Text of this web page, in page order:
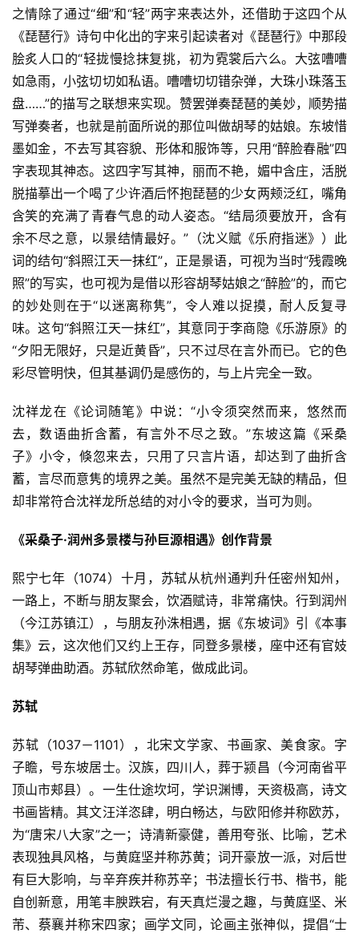
首
页
好
词
好
句
经
典
词
古
今
诗
词
常
用
贺
词
登录 注册
之情除了通过“细”和“轻”两字来表达外，还借助于这四个从
《琵琶行》诗句中化出的字来引起读者对《琵琶行》中那段
脍炙人口的“轻拢慢捻抹复挑，初为霓裳后六么。大弦嘈嘈
如急雨，小弦切切如私语。嘈嘈切切错杂弹，大珠小珠落玉
盘……”的描写之联想来实现。赞罢弹奏琵琶的美妙，顺势描
写弹奏者，也就是前面所说的那位叫做胡琴的姑娘。东坡惜
墨如金，不去写其容貌、形体和服饰等，只用“醉脸春融”四
字表现其神态。这四字写其神，丽而不艳，媚中含庄，活脱
脱描摹出一个喝了少许酒后怀抱琵琶的少女两颊泛红，嘴角
含笑的充满了青春气息的动人姿态。“结局须要放开，含有
余不尽之意，以景结情最好。”（沈义赋《乐府指迷》）此
词的结句“斜照江天一抹红”，正是景语，可视为当时“残霞晚
照”的写实，也可视为是借以形容胡琴姑娘之“醉脸”的，而它
的妙处则在于“以迷离称隽”，令人难以捉摸，耐人反复寻
味。这句“斜照江天一抹红”，其意同于李商隐《乐游原》的
“夕阳无限好，只是近黄昏”，只不过尽在言外而已。它的色
彩尽管明快，但其基调仍是感伤的，与上片完全一致。
沈祥龙在《论词随笔》中说：“小令须突然而来，悠然而
去，数语曲折含蓄，有言外不尽之致。”东坡这篇《采桑
子》小令，倏忽来去，只用了只言片语，却达到了曲折含
蓄，言尽而意隽的境界之美。虽然不是完美无缺的精品，但
却非常符合沈祥龙所总结的对小令的要求，当可为则。
《采桑子·润州多景楼与孙巨源相遇》创作背景
熙宁七年（1074）十月，苏轼从杭州通判升任密州知州，
一路上，不断与朋友聚会，饮酒赋诗，非常痛快。行到润州
（今江苏镇江），与朋友孙洙相遇，据《东坡词》引《本事
集》云，这次他们又约上王存，同登多景楼，座中还有官妓
胡琴弹曲助酒。苏轼欣然命笔，做成此词。
苏轼
苏轼（1037－1101），北宋文学家、书画家、美食家。字
子瞻，号东坡居士。汉族，四川人，葬于颍昌（今河南省平
顶山市郏县）。一生仕途坎坷，学识渊博，天资极高，诗文
书画皆精。其文汪洋恣肆，明白畅达，与欧阳修并称欧苏，
为“唐宋八大家”之一；诗清新豪健，善用夸张、比喻，艺术
表现独具风格，与黄庭坚并称苏黄；词开豪放一派，对后世
有巨大影响，与辛弃疾并称苏辛；书法擅长行书、楷书，能
自创新意，用笔丰腴跌宕，有天真烂漫之趣，与黄庭坚、米
芾、蔡襄并称宋四家；画学文同，论画主张神似，提倡“士